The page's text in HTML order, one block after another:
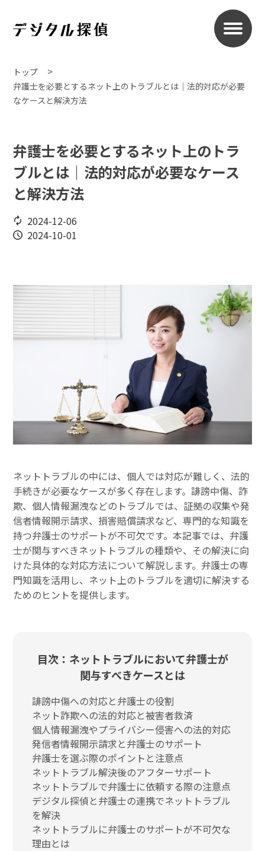
トップ
弁護士を必要とするネット上のトラブルとは｜法的対応が必要
なケースと解決方法
弁護士を必要とするネット上のトラ
ブルとは｜法的対応が必要なケース
と解決方法
2024-12-06
2024-10-01
ネットトラブルの中には、個人では対応が難しく、法的
手続きが必要なケースが多く存在します。誹謗中傷、詐
欺、個人情報漏洩などのトラブルでは、証拠の収集や発
信者情報開示請求、損害賠償請求など、専門的な知識を
持つ弁護士のサポートが不可欠です。本記事では、弁護
士が関与すべきネットトラブルの種類や、その解決に向
けた具体的な対応方法について解説します。弁護士の専
門知識を活用し、ネット上のトラブルを適切に解決する
ためのヒントを提供します。
目次：ネットトラブルにおいて弁護士が
関与すべきケースとは
誹謗中傷への対応と弁護士の役割
ネット詐欺への法的対応と被害者救済
個人情報漏洩やプライバシー侵害への法的対応
発信者情報開示請求と弁護士のサポート
弁護士を選ぶ際のポイントと注意点
ネットトラブル解決後のアフターサポート
ネットトラブルで弁護士に依頼する際の注意点
デジタル探偵と弁護士の連携でネットトラブル
を解決
ネットトラブルに弁護士のサポートが不可欠な
理由とは